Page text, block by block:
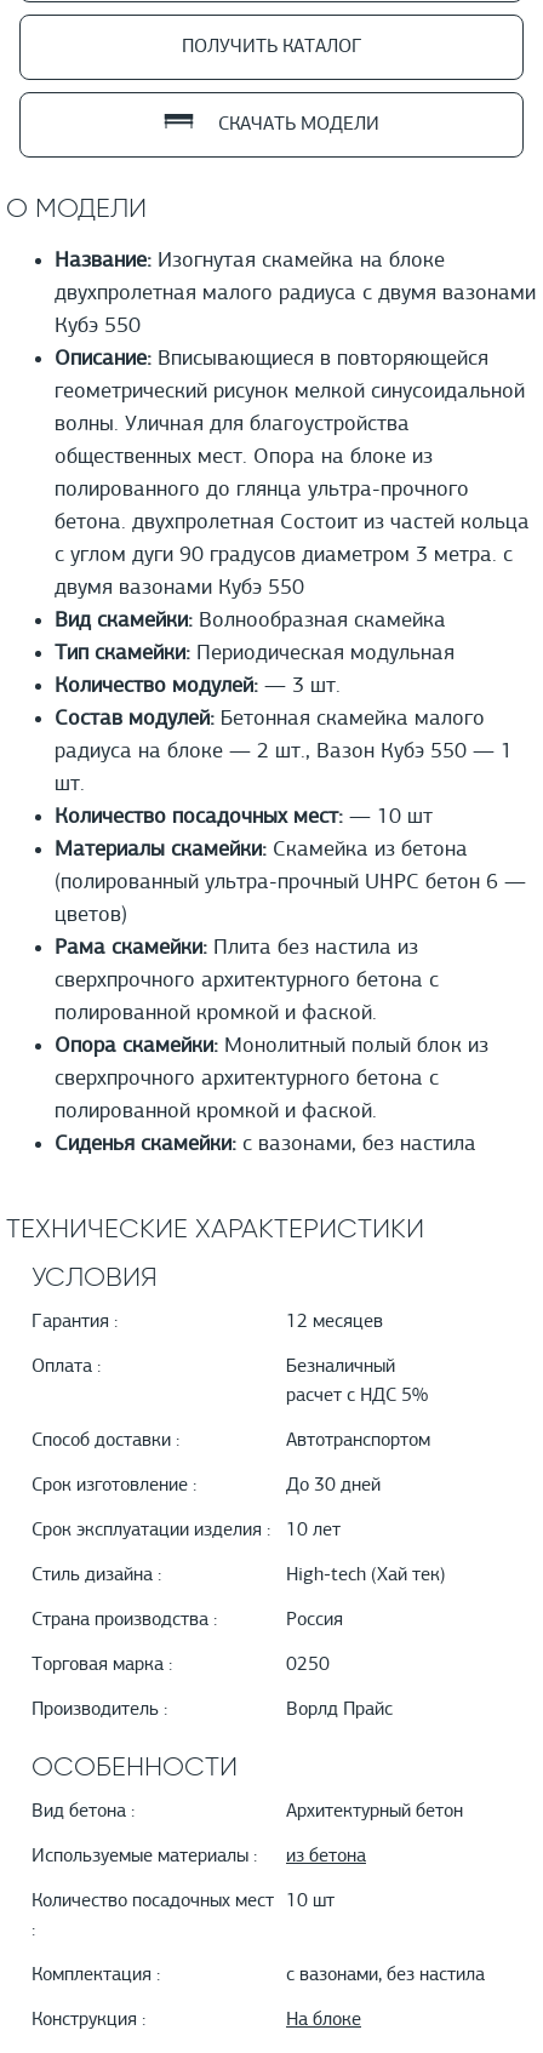
ПОЛУЧИТЬ КАТАЛОГ
СКАЧАТЬ МОДЕЛИ
О МОДЕЛИ
Название: Изогнутая скамейка на блоке
двухпролетная малого радиуса с двумя вазонами
Кубэ 550
Описание: Вписывающиеся в повторяющейся
геометрический рисунок мелкой синусоидальной
волны. Уличная для благоустройства
общественных мест. Опора на блоке из
полированного до глянца ультра-прочного
бетона. двухпролетная Состоит из частей кольца
с углом дуги 90 градусов диаметром 3 метра. с
двумя вазонами Кубэ 550
Вид скамейки: Волнообразная скамейка
Тип скамейки: Периодическая модульная
Количество модулей: — 3 шт.
Состав модулей: Бетонная скамейка малого
радиуса на блоке — 2 шт., Вазон Кубэ 550 — 1
шт.
Количество посадочных мест: — 10 шт
Материалы скамейки: Скамейка из бетона
(полированный ультра-прочный UHPС бетон 6 —
цветов)
Рама скамейки: Плита без настила из
сверхпрочного архитектурного бетона с
полированной кромкой и фаской.
Опора скамейки: Монолитный полый блок из
сверхпрочного архитектурного бетона с
полированной кромкой и фаской.
Сиденья скамейки: с вазонами, без настила
ТЕХНИЧЕСКИЕ ХАРАКТЕРИСТИКИ
УСЛОВИЯ
Гарантия : 12 месяцев
Оплата :
Безналичный
расчет с НДС 5%
Способ доставки : Автотранспортом
Срок изготовление : До 30 дней
Срок эксплуатации изделия : 10 лет
Стиль дизайна : High-tech (Хай тек)
Страна производства : Россия
Торговая марка : 0250
Производитель : Ворлд Прайс
ОСОБЕННОСТИ
Вид бетона : Архитектурный бетон
Используемые материалы : из бетона
Количество посадочных мест
:
10 шт
Комплектация : с вазонами, без настила
Конструкция : На блоке